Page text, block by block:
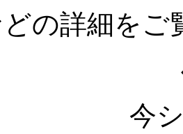
の詳細をご
今